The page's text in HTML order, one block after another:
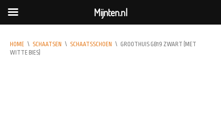
HOME \ SCHAATSEN \ SCHAATSSCHOEN \ GROOTHUIS GB19 ZWART (MET
WITTE BIES)
Mijnten.nl